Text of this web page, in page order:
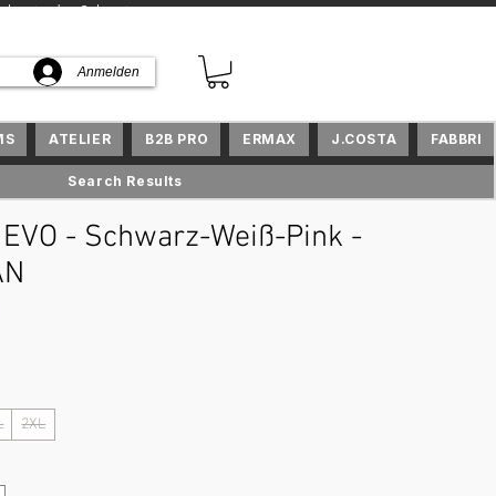
in der Schweiz
Anmelden
EVO - Schwarz-Weiß-Pink -
2XL
ATELIER B2B PRO ERMAX J.COSTA FABBRI
Search Results